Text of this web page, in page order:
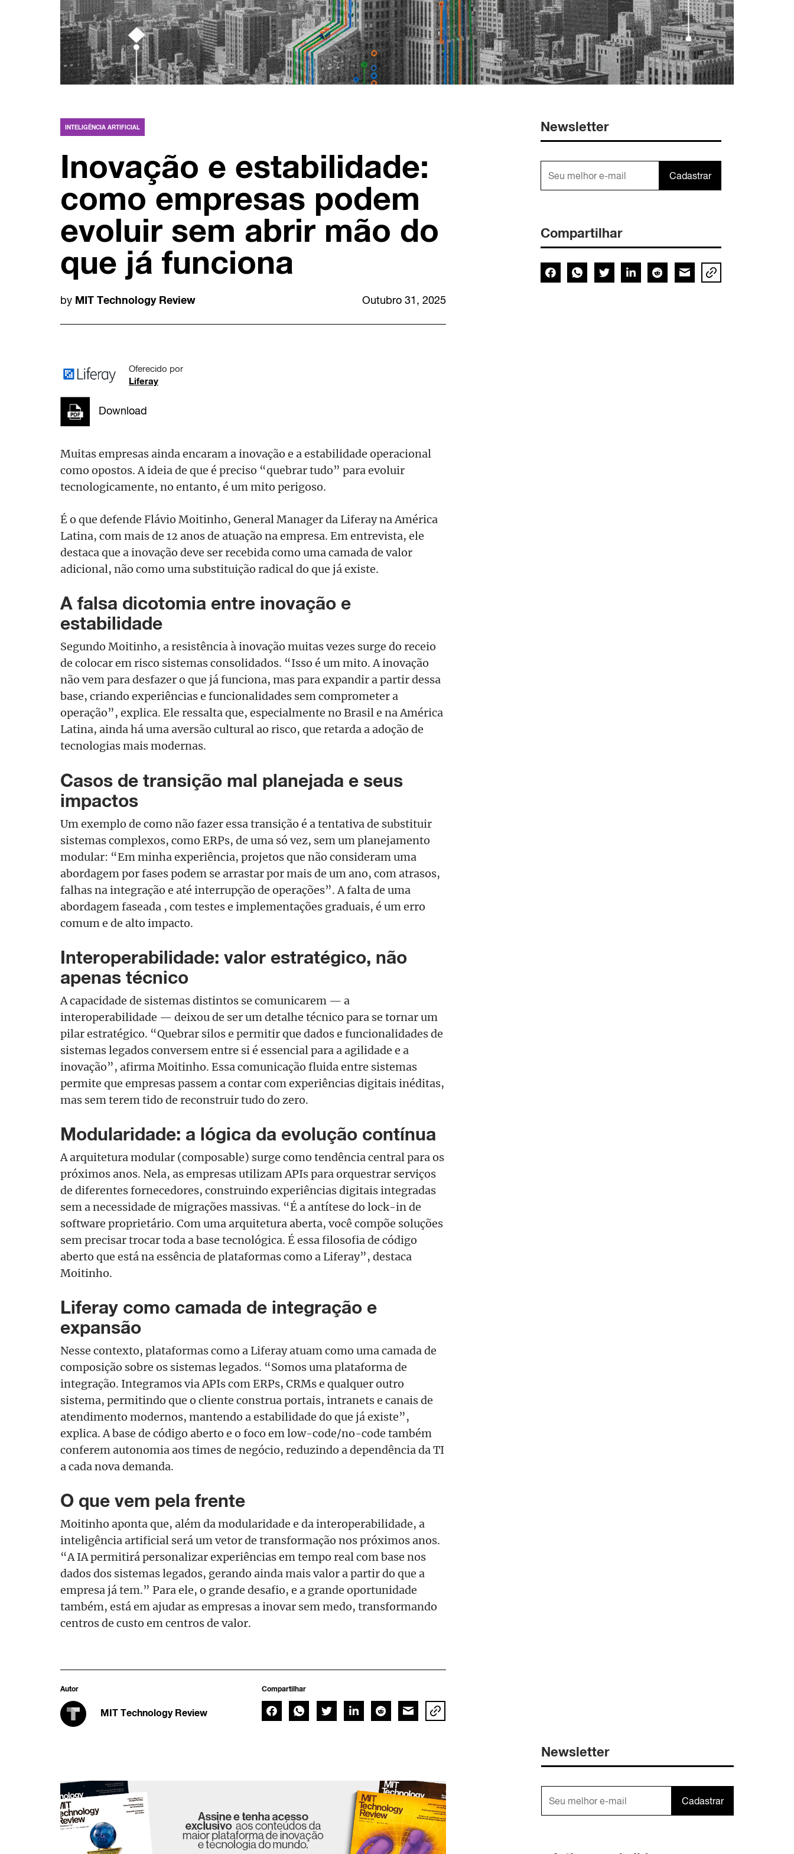
INTELIGÊNCIA ARTIFICIAL
Inovação e estabilidade:
como empresas podem
evoluir sem abrir mão do
que já funciona
by MIT Technology Review Outubro 31, 2025
Oferecido por
Liferay
Download
Muitas empresas ainda encaram a inovação e a estabilidade operacional
como opostos. A ideia de que é preciso “quebrar tudo” para evoluir
tecnologicamente, no entanto, é um mito perigoso.
É o que defende Flávio Moitinho, General Manager da Liferay na América
Latina, com mais de 12 anos de atuação na empresa. Em entrevista, ele
destaca que a inovação deve ser recebida como uma camada de valor
adicional, não como uma substituição radical do que já existe.
A falsa dicotomia entre inovação e
estabilidade
Segundo Moitinho, a resistência à inovação muitas vezes surge do receio
de colocar em risco sistemas consolidados. “Isso é um mito. A inovação
não vem para desfazer o que já funciona, mas para expandir a partir dessa
base, criando experiências e funcionalidades sem comprometer a
operação”, explica. Ele ressalta que, especialmente no Brasil e na América
Latina, ainda há uma aversão cultural ao risco, que retarda a adoção de
tecnologias mais modernas.
Casos de transição mal planejada e seus
impactos
Um exemplo de como não fazer essa transição é a tentativa de substituir
sistemas complexos, como ERPs, de uma só vez, sem um planejamento
modular: “Em minha experiência, projetos que não consideram uma
abordagem por fases podem se arrastar por mais de um ano, com atrasos,
falhas na integração e até interrupção de operações”. A falta de uma
abordagem faseada , com testes e implementações graduais, é um erro
comum e de alto impacto.
Interoperabilidade: valor estratégico, não
apenas técnico
A capacidade de sistemas distintos se comunicarem — a
interoperabilidade — deixou de ser um detalhe técnico para se tornar um
pilar estratégico. “Quebrar silos e permitir que dados e funcionalidades de
sistemas legados conversem entre si é essencial para a agilidade e a
inovação”, afirma Moitinho. Essa comunicação fluida entre sistemas
permite que empresas passem a contar com experiências digitais inéditas,
mas sem terem tido de reconstruir tudo do zero.
Modularidade: a lógica da evolução contínua
A arquitetura modular (composable) surge como tendência central para os
próximos anos. Nela, as empresas utilizam APIs para orquestrar serviços
de diferentes fornecedores, construindo experiências digitais integradas
sem a necessidade de migrações massivas. “É a antítese do lock-in de
software proprietário. Com uma arquitetura aberta, você compõe soluções
sem precisar trocar toda a base tecnológica. É essa filosofia de código
aberto que está na essência de plataformas como a Liferay”, destaca
Moitinho.
Liferay como camada de integração e
expansão
Nesse contexto, plataformas como a Liferay atuam como uma camada de
composição sobre os sistemas legados. “Somos uma plataforma de
integração. Integramos via APIs com ERPs, CRMs e qualquer outro
sistema, permitindo que o cliente construa portais, intranets e canais de
atendimento modernos, mantendo a estabilidade do que já existe”,
explica. A base de código aberto e o foco em low-code/no-code também
conferem autonomia aos times de negócio, reduzindo a dependência da TI
a cada nova demanda.
O que vem pela frente
Moitinho aponta que, além da modularidade e da interoperabilidade, a
inteligência artificial será um vetor de transformação nos próximos anos.
“A IA permitirá personalizar experiências em tempo real com base nos
dados dos sistemas legados, gerando ainda mais valor a partir do que a
empresa já tem.” Para ele, o grande desafio, e a grande oportunidade
também, está em ajudar as empresas a inovar sem medo, transformando
centros de custo em centros de valor.
Autor
MIT Technology Review
Compartilhar
Newsletter
Cadastrar
Compartilhar
Newsletter
Cadastrar